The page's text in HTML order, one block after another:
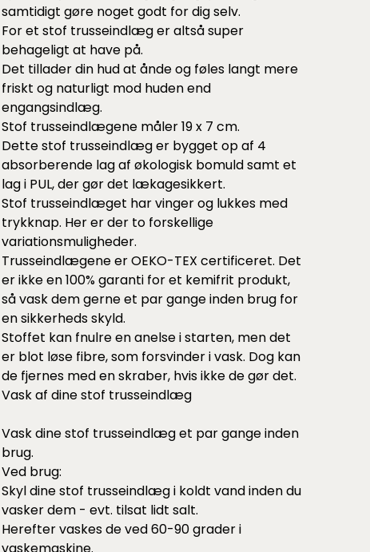
samtidigt gøre noget godt for dig selv.
For et stof trusseindlæg er altså super
behageligt at have på.
Det tillader din hud at ånde og føles langt mere
friskt og naturligt mod huden end
engangsindlæg.
Stof trusseindlægene måler 19 x 7 cm.
Dette stof trusseindlæg er bygget op af 4
absorberende lag af økologisk bomuld samt et
lag i PUL, der gør det lækagesikkert.
Stof trusseindlæget har vinger og lukkes med
trykknap. Her er der to forskellige
variationsmuligheder.
Trusseindlægene er OEKO-TEX certificeret. Det
er ikke en 100% garanti for et kemifrit produkt,
så vask dem gerne et par gange inden brug for
en sikkerheds skyld.
Stoffet kan fnulre en anelse i starten, men det
er blot løse fibre, som forsvinder i vask. Dog kan
de fjernes med en skraber, hvis ikke de gør det.
Vask af dine stof trusseindlæg
Vask dine stof trusseindlæg et par gange inden
brug.
Ved brug:
Skyl dine stof trusseindlæg i koldt vand inden du
vasker dem - evt. tilsat lidt salt.
Herefter vaskes de ved 60-90 grader i